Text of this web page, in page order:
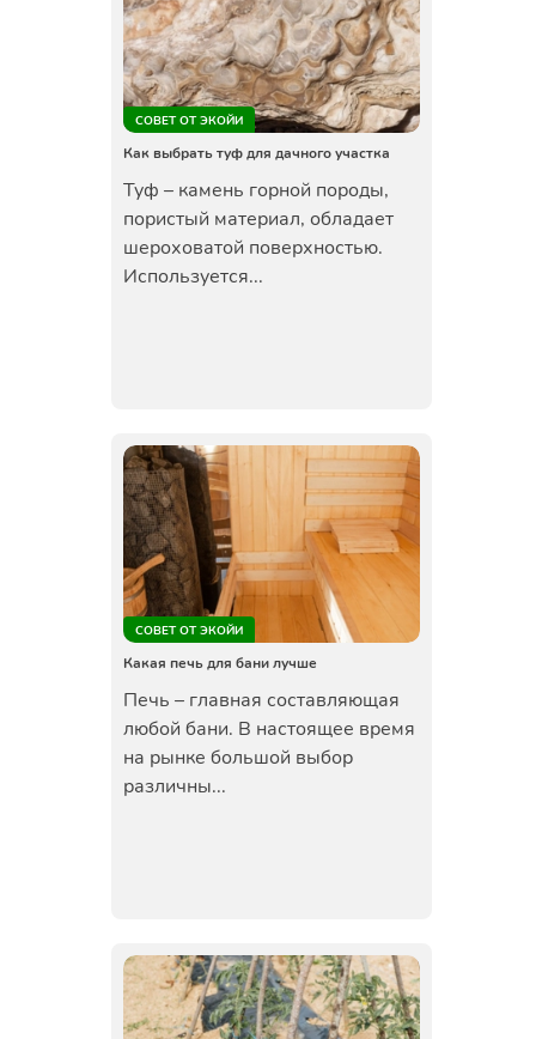
СОВЕТ ОТ ЭКОЙИ
Как выбрать туф для дачного участка
Туф – камень горной породы,
пористый материал, обладает
шероховатой поверхностью.
Используется...
СОВЕТ ОТ ЭКОЙИ
Какая печь для бани лучше
Печь – главная составляющая
любой бани. В настоящее время
на рынке большой выбор
различны...